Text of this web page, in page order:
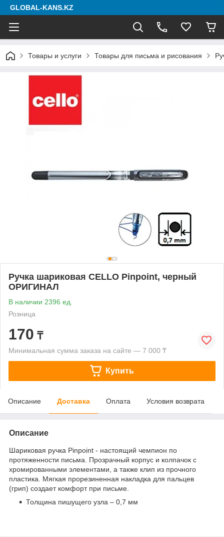
GLOBAL-KANS.KZ
Товары и услуги Товары для письма и рисования
Ручка шариковая CELLO Pinpoint, черный
ОРИГИНАЛ
В наличии 2396 ед.
Розница
170 ₸
Минимальная сумма заказа на сайте — 7 000 ₸
Купить
Описание Доставка Оплата Условия возврата
Описание
Шариковая ручка Pinpoint - настоящий чемпион по
протяженности письма. Прозрачный корпус и колпачок с
хромированными элементами, а также клип из прочного
пластика. Мягкая прорезиненная накладка для пальцев
(грип) создает комфорт при письме.
Толщина пишущего узла – 0,7 мм